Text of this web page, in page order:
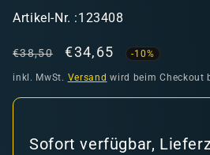
SKU:
Artikel-Nr. :123408
Normaler
Preis
€38,50 Verkaufspreis
€34,65 -10%
inkl. MwSt. Versand wird beim Checkout
Sofort verfügbar,